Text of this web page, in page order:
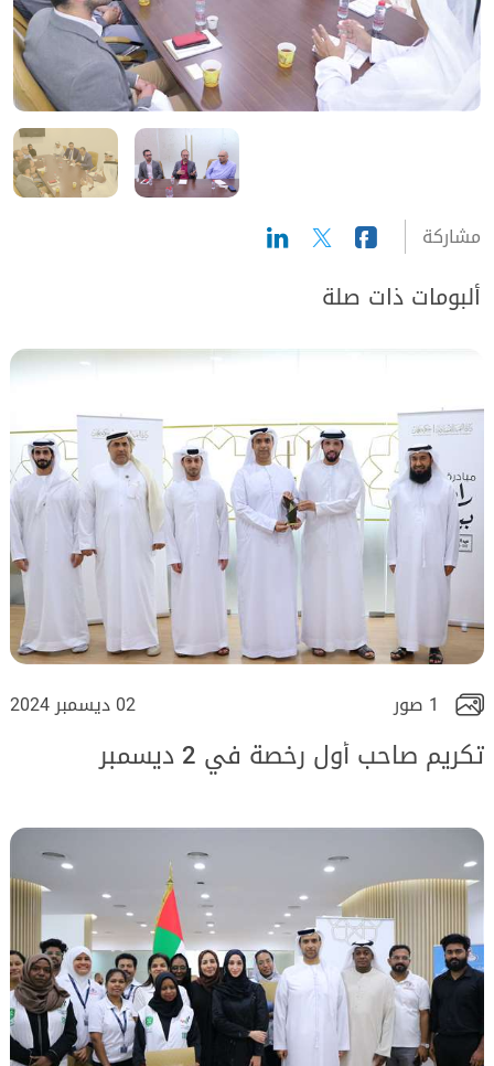
مشاركة
ألبومات ذات صلة
1 صور 02 ديسمبر 2024
تكريم صاحب أول رخصة في 2 ديسمبر